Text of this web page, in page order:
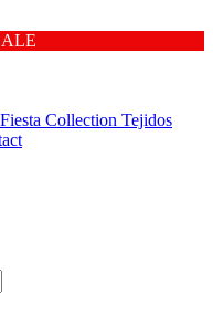
Fiesta Collection Tejidos